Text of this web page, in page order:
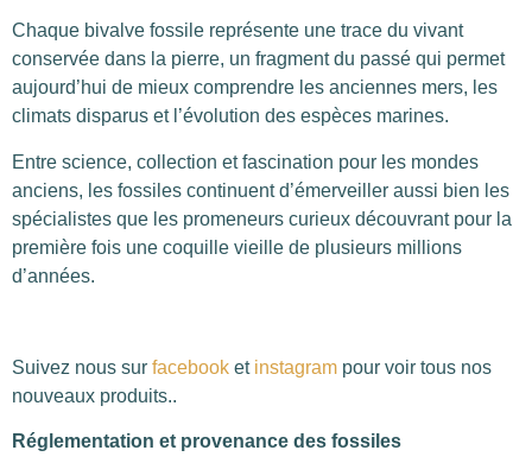
Chaque bivalve fossile représente une trace du vivant
conservée dans la pierre, un fragment du passé qui permet
aujourd’hui de mieux comprendre les anciennes mers, les
climats disparus et l’évolution des espèces marines.
Entre science, collection et fascination pour les mondes
anciens, les fossiles continuent d’émerveiller aussi bien les
spécialistes que les promeneurs curieux découvrant pour la
première fois une coquille vieille de plusieurs millions
d’années.
Suivez nous sur facebook et instagram pour voir tous nos
nouveaux produits..
Réglementation et provenance des fossiles